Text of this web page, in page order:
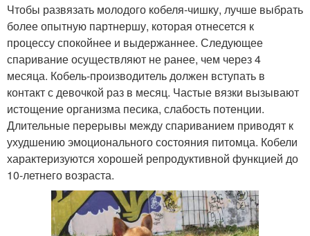
Чтобы развязать молодого кобеля-чишку, лучше выбрать
более опытную партнершу, которая отнесется к
процессу спокойнее и выдержаннее. Следующее
спаривание осуществляют не ранее, чем через 4
месяца. Кобель-производитель должен вступать в
контакт с девочкой раз в месяц. Частые вязки вызывают
истощение организма песика, слабость потенции.
Длительные перерывы между спариванием приводят к
ухудшению эмоционального состояния питомца. Кобели
характеризуются хорошей репродуктивной функцией до
10-летнего возраста.